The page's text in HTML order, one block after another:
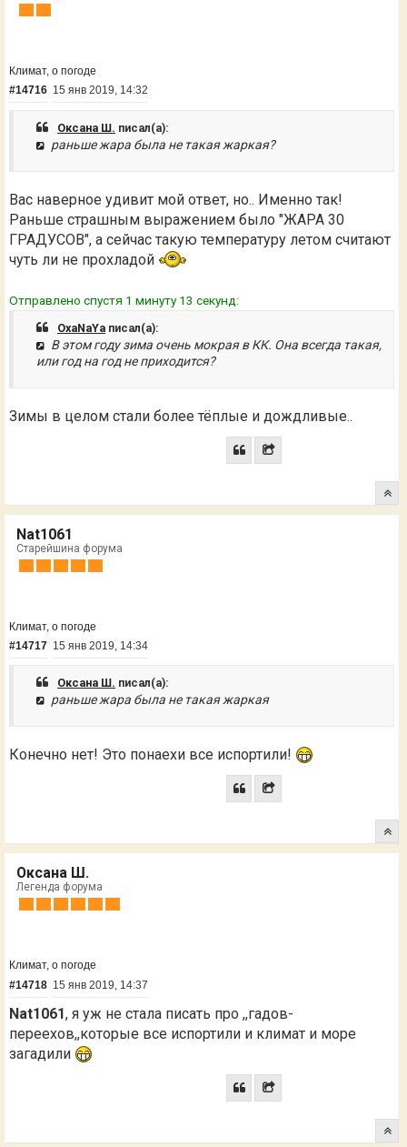
Климат, о погоде
#14716 15 янв 2019, 14:32
Оксана Ш. писал(а):
раньше жара была не такая жаркая?
Вас наверное удивит мой ответ, но.. Именно так!
Раньше страшным выражением было "ЖАРА 30
ГРАДУСОВ", а сейчас такую температуру летом считают
чуть ли не прохладой
Отправлено спустя 1 минуту 13 секунд:
OxaNaYa писал(а):
В этом году зима очень мокрая в КК. Она всегда такая,
или год на год не приходится?
Зимы в целом стали более тёплые и дождливые..
Nat1061
Старейшина форума
Климат, о погоде
#14717 15 янв 2019, 14:34
Оксана Ш. писал(а):
раньше жара была не такая жаркая
Конечно нет! Это понаехи все испортили!
Оксана Ш.
Легенда форума
Климат, о погоде
#14718 15 янв 2019, 14:37
Nat1061, я уж не стала писать про ,,гадов-
переехов,,которые все испортили и климат и море
загадили